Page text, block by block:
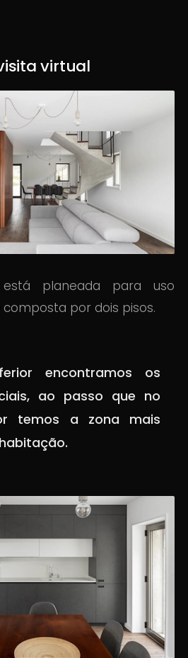
virtual
planeada para uso
por dois pisos.
encontramos os
ao passo que no
temos a zona mais